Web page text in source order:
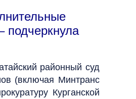
подчеркнула
районный суд
(включая Минтранс
Курганской